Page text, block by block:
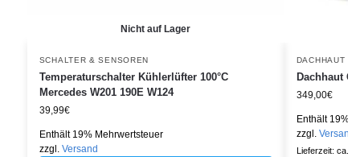
Nicht auf Lager
SCHALTER & SENSOREN
Temperaturschalter Kühlerlüfter 100°C
Mercedes W201 190E W124
39,99€
Enthält 19% Mehrwertsteuer
zzgl. Versand
DACHHAUT
Dachhaut
349,00€
Enthält 19%
zzgl. Versand
Lieferzeit: ca.